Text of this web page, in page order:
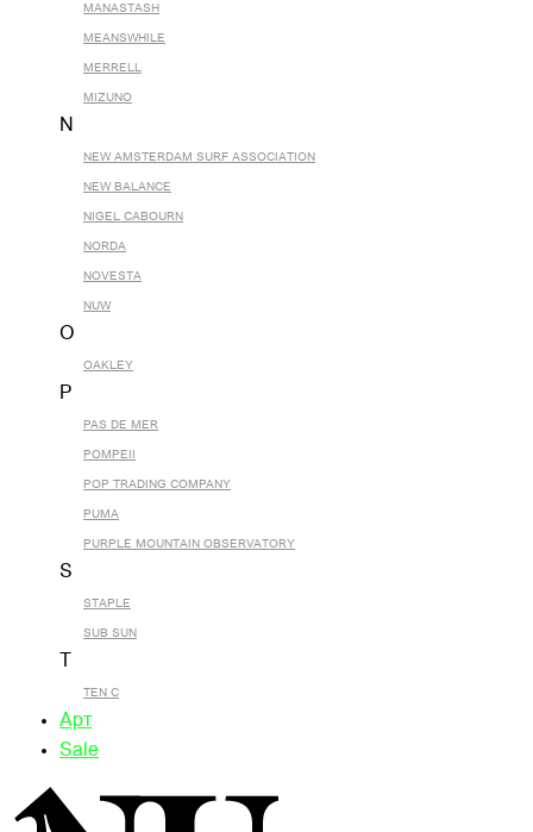
MANASTASH
MEANSWHILE
MERRELL
MIZUNO
N
NEW AMSTERDAM SURF ASSOCIATION
NEW BALANCE
NIGEL CABOURN
NORDA
NOVESTA
NUW
O
OAKLEY
P
PAS DE MER
POMPEII
POP TRADING COMPANY
PUMA
PURPLE MOUNTAIN OBSERVATORY
S
STAPLE
SUB SUN
TEN C
Арт
Sale